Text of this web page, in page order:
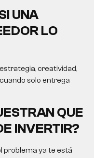
UNA
LO
creatividad,
solo entrega
QUE
INVERTIR?
problema ya te está